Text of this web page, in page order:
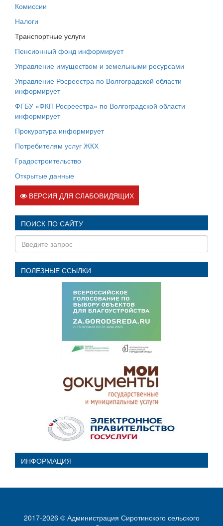
Комиссии
Налоги
Транспортные услуги
Пенсионный фонд информирует
Управление имуществом и земельными ресурсами
Управление Росреестра по Волгоградской области
информирует
ФГБУ «ФКП Росреестра» по Волгоградской области
информирует
Прокуратура информирует
Потребителям услуг ЖКХ
Градостроительство
Открытые данные
ВЕРСИЯ ДЛЯ СЛАБОВИДЯЩИХ
ПОИСК ПО САЙТУ
ПОЛЕЗНЫЕ ССЫЛКИ
ИНФОРМАЦИЯ
2017-2026 © Администрация Сиротинского сельского